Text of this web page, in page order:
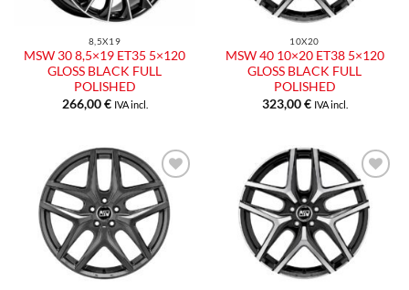
8,5X19
MSW 30 8,5×19 ET35 5×120
GLOSS BLACK FULL
POLISHED
266,00€ IVA incl.
10X20
MSW 40 10×20 ET38 5×120
GLOSS BLACK FULL
POLISHED
323,00€ IVA incl.
Aggiungi
alla lista
dei
desideri
Aggiungi
alla lista
dei
desideri